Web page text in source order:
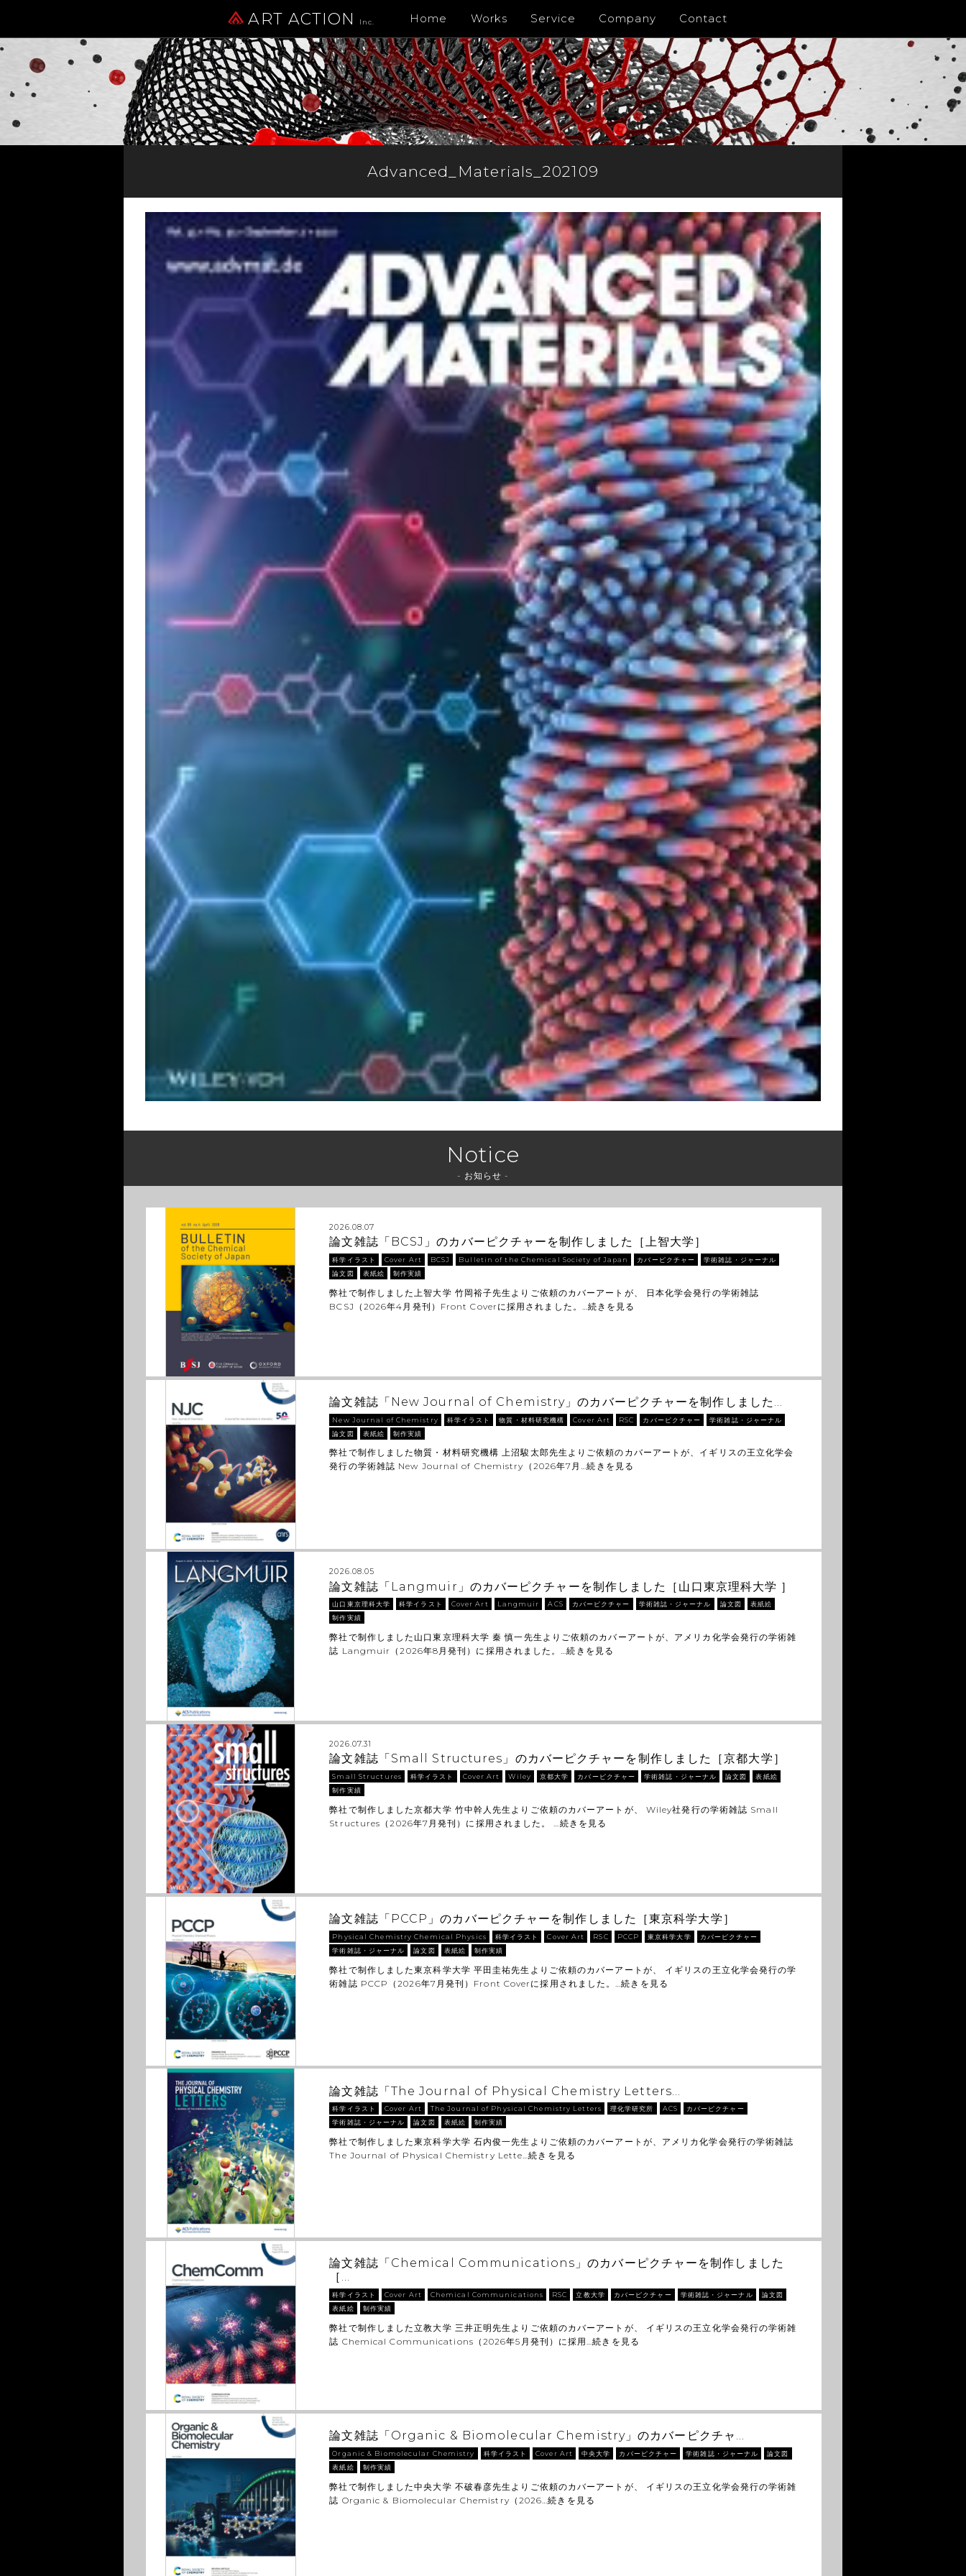
ART ACTION Inc. Home Works Service Company Contact
Advanced_Materials_202109
Notice
- お知らせ -
2026.08.07
論文雑誌「BCSJ」のカバーピクチャーを制作しました［上智大学］
科学イラスト Cover Art BCSJ Bulletin of the Chemical Society of Japan カバーピクチャー
学術雑誌・ジャーナル
論文図
表紙絵 制作実績
弊社で制作しました上智大学 竹岡裕子先生よりご依頼のカバーアートが、 日本化学会発行の学術雑誌
BCSJ（2026年4月発刊）Front Coverに採用されました。… 続きを見る
論文雑誌「New Journal of Chemistry」のカバーピクチャーを制作しました…
New Journal of Chemistry 科学イラスト 物質・材料研究機構 Cover Art RSC カバーピクチャー
学術雑誌・ジャーナル
論文図
表紙絵 制作実績
弊社で制作しました物質・材料研究機構 上沼駿太郎先生よりご依頼のカバーアートが、イギリスの王立化学会
発行の学術雑誌 New Journal of Chemistry（2026年7月…続きを見る
2026.08.05
論文雑誌「Langmuir」のカバーピクチャーを制作しました［山口東京理科大学 ］
山口東京理科大学 科学イラスト Cover Art Langmuir ACS カバーピクチャー 学術雑誌・ジャーナル 論文図
表紙絵
制作実績
弊社で制作しました山口東京理科大学 秦 慎一先生よりご依頼のカバーアートが、アメリカ化学会発行の学術雑
誌 Langmuir（2026年8月発刊）に採用されました。…続きを見る
2026.07.31
論文雑誌「Small Structures」のカバーピクチャーを制作しました［京都大学］
Small Structures 科学イラスト Cover Art Wiley 京都大学 カバーピクチャー 学術雑誌・ジャーナル 論文図
表紙絵
制作実績
弊社で制作しました京都大学 竹中幹人先生よりご依頼のカバーアートが、 Wiley社発行の学術雑誌 Small
Structures（2026年7月発刊）に採用されました。 … 続きを見る
論文雑誌「PCCP」のカバーピクチャーを制作しました［東京科学大学］
Physical Chemistry Chemical Physics 科学イラスト Cover Art RSC PCCP 東京科学大学
カバーピクチャー
学術雑誌・ジャーナル
論文図 表紙絵 制作実績
弊社で制作しました東京科学大学 平田圭祐先生よりご依頼のカバーアートが、 イギリスの王立化学会発行の学
術雑誌 PCCP（2026年7月発刊）Front Coverに採用されました。…続きを見る
論文雑誌「The Journal of Physical Chemistry Letters…
科学イラスト Cover Art The Journal of Physical Chemistry Letters 理化学研究所 ACS
カバーピクチャー
学術雑誌・ジャーナル
論文図 表紙絵 制作実績
弊社で制作しました東京科学大学 石内俊一先生よりご依頼のカバーアートが、アメリカ化学会発行の学術雑誌
The Journal of Physical Chemistry Lette…続きを見る
論文雑誌「Chemical Communications」のカバーピクチャーを制作しました
［…
科学イラスト Cover Art Chemical Communications RSC 立教大学 カバーピクチャー 学術雑誌・ジャーナル
論文図
表紙絵
制作実績
弊社で制作しました立教大学 三井正明先生よりご依頼のカバーアートが、 イギリスの王立化学会発行の学術雑
誌 Chemical Communications（2026年5月発刊）に採用…続きを見る
論文雑誌「Organic & Biomolecular Chemistry」のカバーピクチャ…
Organic & Biomolecular Chemistry 科学イラスト Cover Art 中央大学 カバーピクチャー 学術雑誌・ジャーナル
論文図
表紙絵
制作実績
弊社で制作しました中央大学 不破春彦先生よりご依頼のカバーアートが、 イギリスの王立化学会発行の学術雑
誌 Organic & Biomolecular Chemistry（2026…続きを見る